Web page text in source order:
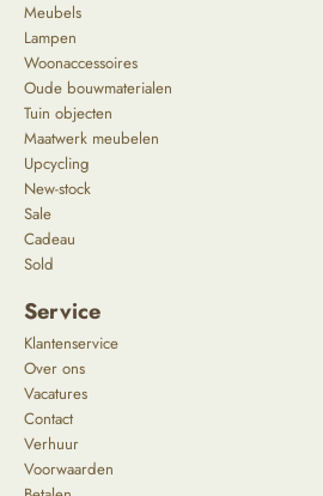
Meubels
Lampen
Woonaccessoires
Oude bouwmaterialen
Tuin objecten
Maatwerk meubelen
Upcycling
New-stock
Sale
Cadeau
Sold
Service
Klantenservice
Over ons
Vacatures
Contact
Verhuur
Voorwaarden